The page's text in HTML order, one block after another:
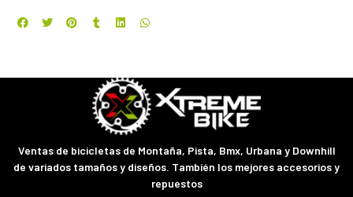
Ventas de bicicletas de Montaña, Pista, Bmx, Urbana y Downhill
de variados tamaños y diseños. También los mejores accesorios y
repuestos